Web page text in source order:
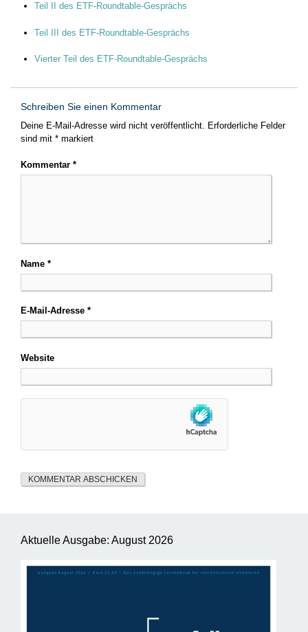
Teil II des ETF-Roundtable-Gesprächs
Teil III des ETF-Roundtable-Gesprächs
Vierter Teil des ETF-Roundtable-Gesprächs
Schreiben Sie einen Kommentar
Deine E-Mail-Adresse wird nicht veröffentlicht.
Erforderliche Felder
sind mit * markiert
Kommentar *
Name *
E-Mail-Adresse *
Website
Aktuelle Ausgabe: August 2026